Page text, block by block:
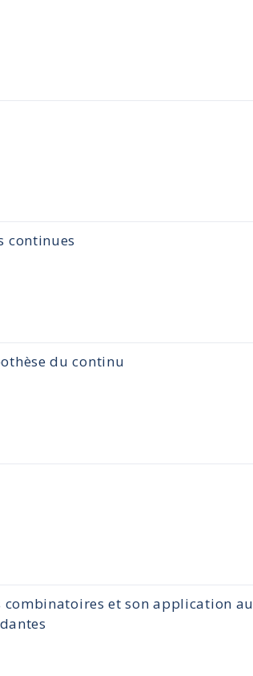
continues
du continu
combinatoires et son application au